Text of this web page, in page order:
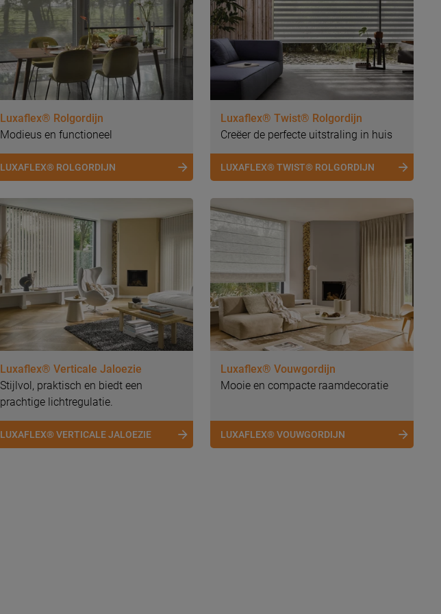
Luxaflex® Rolgordijn
Modieus en functioneel
LUXAFLEX® ROLGORDIJN
Luxaflex® Twist® Rolgordijn
Creëer de perfecte uitstraling in huis
LUXAFLEX® TWIST® ROLGORDIJN
Luxaflex® Verticale Jaloezie
Stijlvol, praktisch en biedt een
prachtige lichtregulatie.
LUXAFLEX® VERTICALE JALOEZIE
Luxaflex® Vouwgordijn
Mooie en compacte raamdecoratie
LUXAFLEX® VOUWGORDIJN